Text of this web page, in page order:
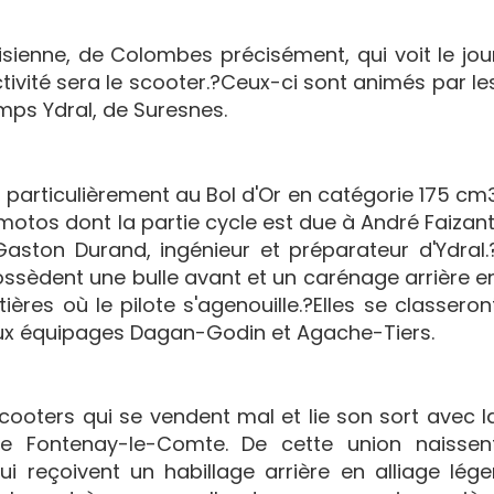
de Colombes précisément, qui voit le
sera le scooter.?Ceux-ci sont animés par
Ydral, de Suresnes.
au Bol d'Or en catégorie 175
dont la partie cycle est due à André
Durand, ingénieur et préparateur
une bulle avant et un carénage arrière
où le pilote s'agenouille.?Elles se
équipages Dagan-Godin et Agache-Tiers.
qui se vendent mal et lie son sort avec
Fontenay-le-Comte. De cette union
reçoivent un habillage arrière en alliage